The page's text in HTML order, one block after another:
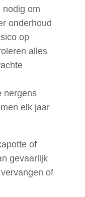
nodig om
onderhoud
op
alles
nergens
elk jaar
of
gevaarlijk
of